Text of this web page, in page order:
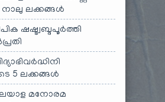
ലക്കങ്ങൾ
ഷഷ്ട്വബ്ദപൂർത്തി
5 ലക്കങ്ങൾ
മനോരമ